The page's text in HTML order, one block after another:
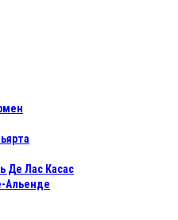
Де Лас Касас
Альенде